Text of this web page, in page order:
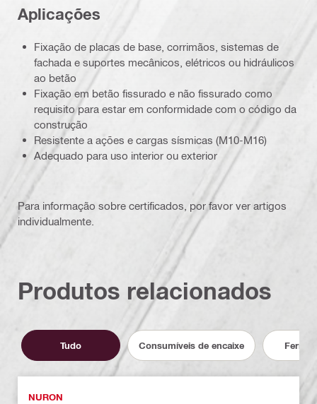
Aplicações
Fixação de placas de base, corrimãos, sistemas de
fachada e suportes mecânicos, elétricos ou hidráulicos
ao betão
Fixação em betão fissurado e não fissurado como
requisito para estar em conformidade com o código da
construção
Resistente a ações e cargas sísmicas (M10-M16)
Adequado para uso interior ou exterior
Para informação sobre certificados, por favor ver artigos
individualmente.
Produtos relacionados
Tudo Consumíveis de encaixe
NURON